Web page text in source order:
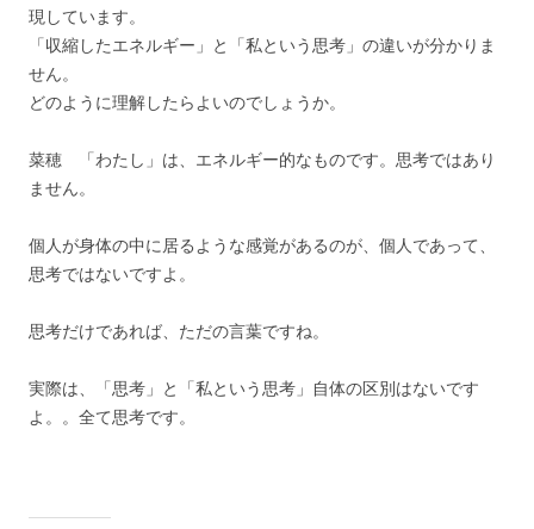
現しています。
「収縮したエネルギー」と「私という思考」の違いが分かりま
せん。
どのように理解したらよいのでしょうか。
菜穂 「わたし」は、エネルギー的なものです。思考ではあり
ません。
個人が身体の中に居るような感覚があるのが、個人であって、
思考ではないですよ。
思考だけであれば、ただの言葉ですね。
実際は、「思考」と「私という思考」自体の区別はないです
よ。。全て思考です。